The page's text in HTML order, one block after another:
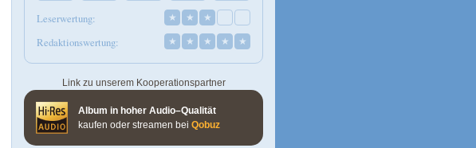
Leserwertung: ★ ★ ★
Redaktionswertung: ★ ★ ★ ★ ★
Link zu unserem Kooperationspartner
Album in hoher Audio–Qualität
kaufen oder streamen bei Qobuz